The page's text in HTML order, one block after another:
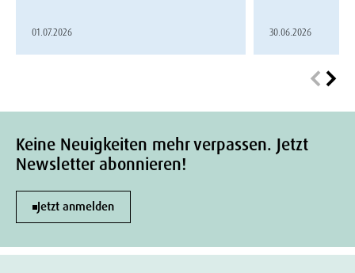
01.07.2026 30.06.2026
Keine Neuigkeiten mehr verpassen. Jetzt
Newsletter abonnieren!
Jetzt anmelden